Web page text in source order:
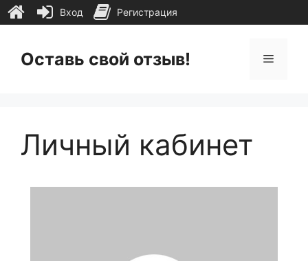
содержимому
Оставь свой отзыв! Меню
Личный кабинет
Вход Регистрация